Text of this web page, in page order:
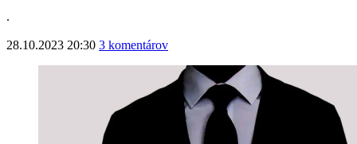
.
28.10.2023 20:30 3 komentárov